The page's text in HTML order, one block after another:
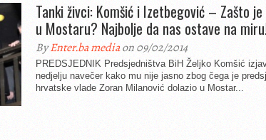
Tanki živci: Komšić i Izetbegović – Zašto
u Mostaru? Najbolje da nas ostave na
ByEnter.ba mediaon 09/02/2014
PREDSJEDNIK Predsjedništva BiH Željko Komšić
nedjelju navečer kako mu nije jasno zbog čega je
hrvatske vlade Zoran Milanović dolazio u Mostar...